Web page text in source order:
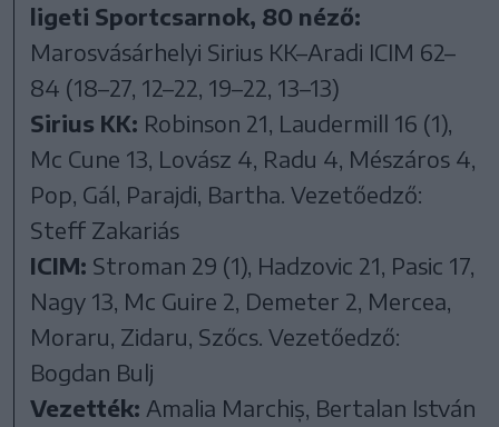
ligeti Sportcsarnok, 80 néző:
Marosvásárhelyi Sirius KK–Aradi ICIM 62–
84 (18–27, 12–22, 19–22, 13–13)
Sirius KK: Robinson 21, Laudermill 16 (1),
Mc Cune 13, Lovász 4, Radu 4, Mészáros 4,
Pop, Gál, Parajdi, Bartha. Vezetőedző:
Steff Zakariás
ICIM: Stroman 29 (1), Hadzovic 21, Pasic 17,
Nagy 13, Mc Guire 2, Demeter 2, Mercea,
Moraru, Zidaru, Szőcs. Vezetőedző:
Bogdan Bulj
Vezették: Amalia Marchiș, Bertalan István